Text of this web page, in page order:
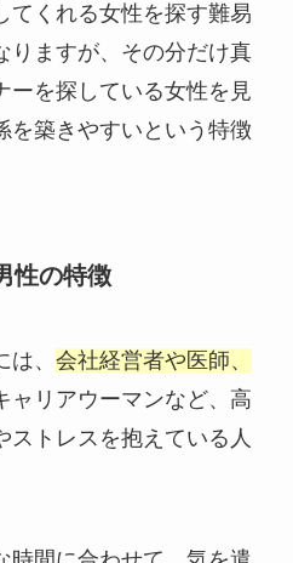
てくれる女性を探す難易
りますが、その分だけ真
ーを探している女性を見
を築きやすいという特徴
性の特徴
、 会社経営者や医師、
ャリアウーマンなど、高
ストレスを抱えている人